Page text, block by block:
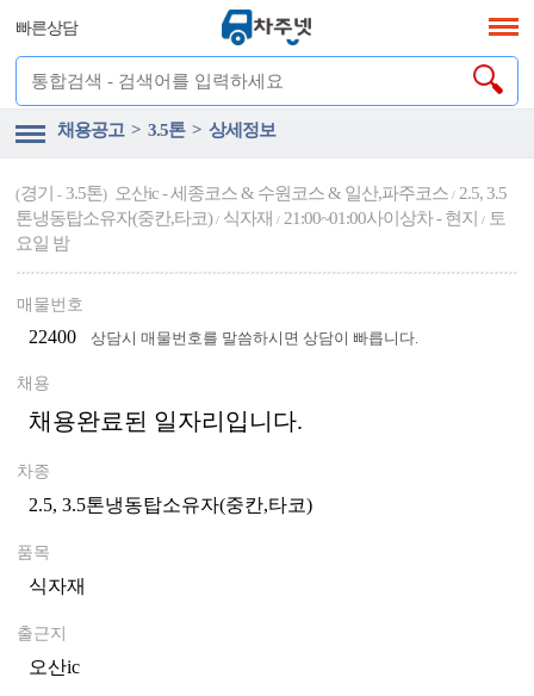
빠른상담
채용공고 > 3.5톤 > 상세정보
(경기 -3.5톤) 오산ic - 세종코스 & 수원코스 & 일산,파주코스/ 2.5, 3.5
톤냉동탑소유자(중칸,타코)/ 식자재/ 21:00~01:00사이상차 - 현지/ 토
요일 밤
매물번호
22400 상담시 매물번호를 말씀하시면 상담이 빠릅니다.
채용
채용완료된 일자리입니다.
차종
2.5, 3.5톤냉동탑소유자(중칸,타코)
품목
식자재
출근지
오산ic0